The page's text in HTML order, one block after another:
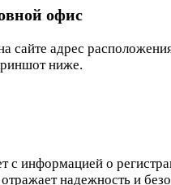
офис
сайте адрес
ниже.
с информацией о
надежность и